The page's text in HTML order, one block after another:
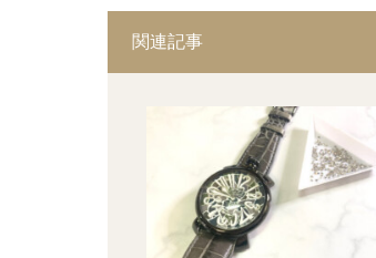
関連記事